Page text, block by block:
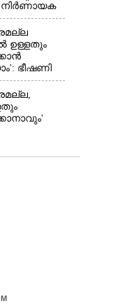
ദൃക്‌സാക്ഷി
ഉള്ളതും
ഭീഷണി
കെ കെ